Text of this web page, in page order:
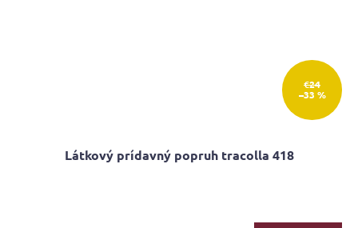
€24
–33 %
Látkový prídavný popruh tracolla 418